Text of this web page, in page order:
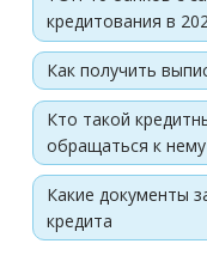
кредитования в
Как получить
Кто такой
обращаться к
Какие документы
кредита